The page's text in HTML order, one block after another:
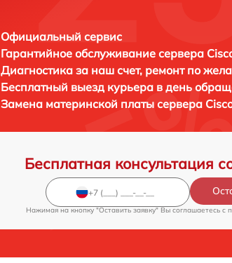
Официальный сервис
Гарантийное обслуживание сервера
Диагностика за наш счет, ремонт по
Бесплатный выезд курьера в день
Замена материнской платы сервера
Бесплатная консультация
Нажимая на кнопку "Оставить заявку" Вы соглашаетесь c